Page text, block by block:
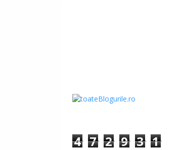
4 7 2 9 3 1